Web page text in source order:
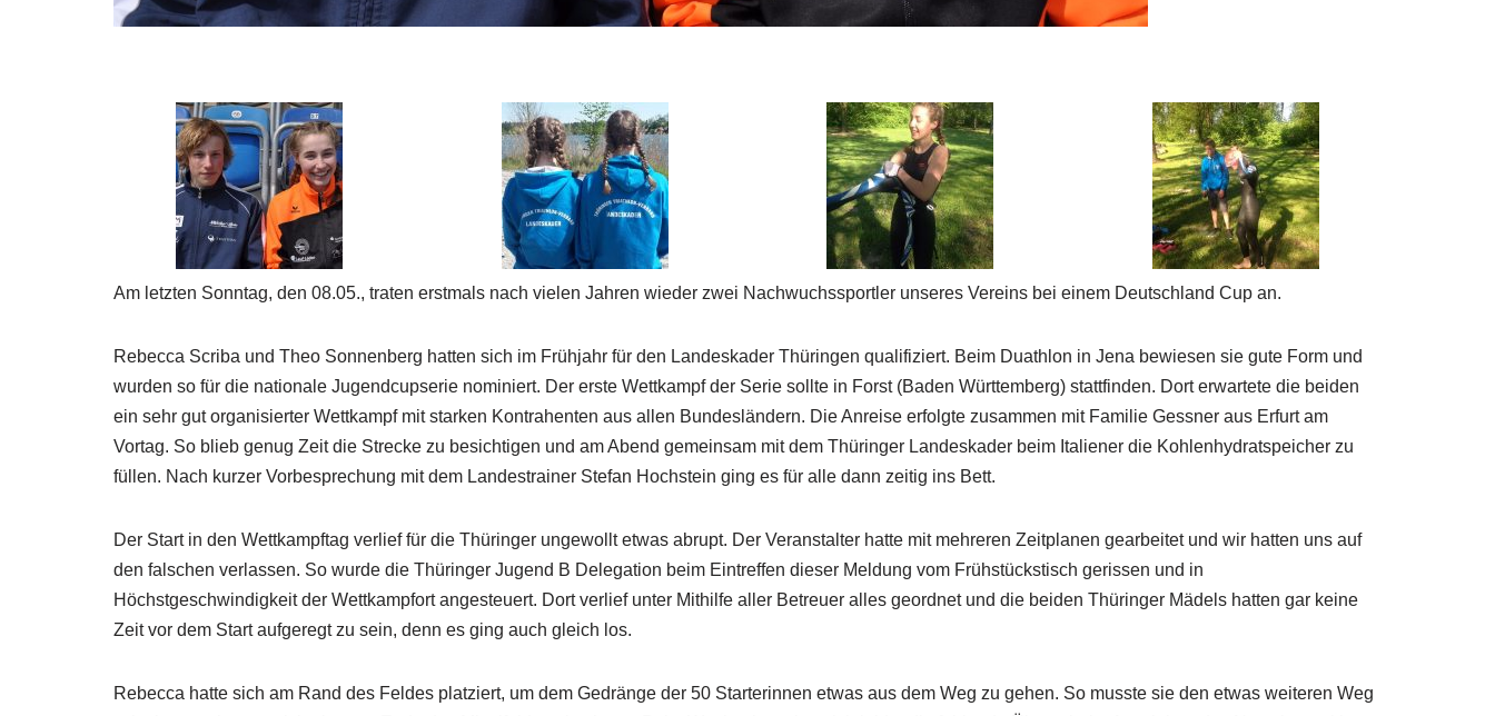
Am letzten Sonntag, den 08.05., traten erstmals nach vielen Jahren wieder zwei Nachwuchssportler unseres Vereins bei einem Deutschland Cup an.
Rebecca Scriba und Theo Sonnenberg hatten sich im Frühjahr für den Landeskader Thüringen qualifiziert. Beim Duathlon in Jena bewiesen sie gute Form und
wurden so für die nationale Jugendcupserie nominiert. Der erste Wettkampf der Serie sollte in Forst (Baden Württemberg) stattfinden. Dort erwartete die beiden
ein sehr gut organisierter Wettkampf mit starken Kontrahenten aus allen Bundesländern. Die Anreise erfolgte zusammen mit Familie Gessner aus Erfurt am
Vortag. So blieb genug Zeit die Strecke zu besichtigen und am Abend gemeinsam mit dem Thüringer Landeskader beim Italiener die Kohlenhydratspeicher zu
füllen. Nach kurzer Vorbesprechung mit dem Landestrainer Stefan Hochstein ging es für alle dann zeitig ins Bett.
Der Start in den Wettkampftag verlief für die Thüringer ungewollt etwas abrupt. Der Veranstalter hatte mit mehreren Zeitplanen gearbeitet und wir hatten uns auf
den falschen verlassen. So wurde die Thüringer Jugend B Delegation beim Eintreffen dieser Meldung vom Frühstückstisch gerissen und in
Höchstgeschwindigkeit der Wettkampfort angesteuert. Dort verlief unter Mithilfe aller Betreuer alles geordnet und die beiden Thüringer Mädels hatten gar keine
Zeit vor dem Start aufgeregt zu sein, denn es ging auch gleich los.
Rebecca hatte sich am Rand des Feldes platziert, um dem Gedränge der 50 Starterinnen etwas aus dem Weg zu gehen. So musste sie den etwas weiteren Weg